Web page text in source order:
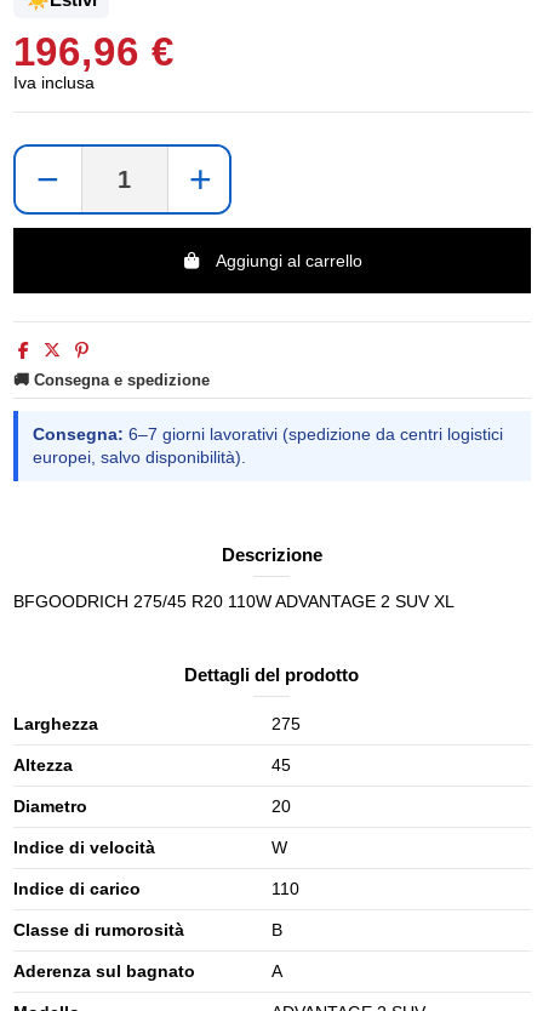
196,96 €
Iva inclusa
− +
Aggiungi al carrello
🚚 Consegna e spedizione
Consegna: 6–7 giorni lavorativi (spedizione da centri logistici
europei, salvo disponibilità).
Descrizione
BFGOODRICH 275/45 R20 110W ADVANTAGE 2 SUV XL
Dettagli del prodotto
Larghezza 275
Altezza 45
Diametro 20
Indice di velocità W
Indice di carico 110
Classe di rumorosità B
Aderenza sul bagnato A